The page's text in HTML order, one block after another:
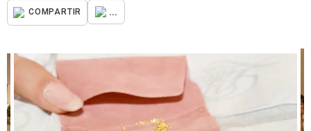
COMPARTIR ...